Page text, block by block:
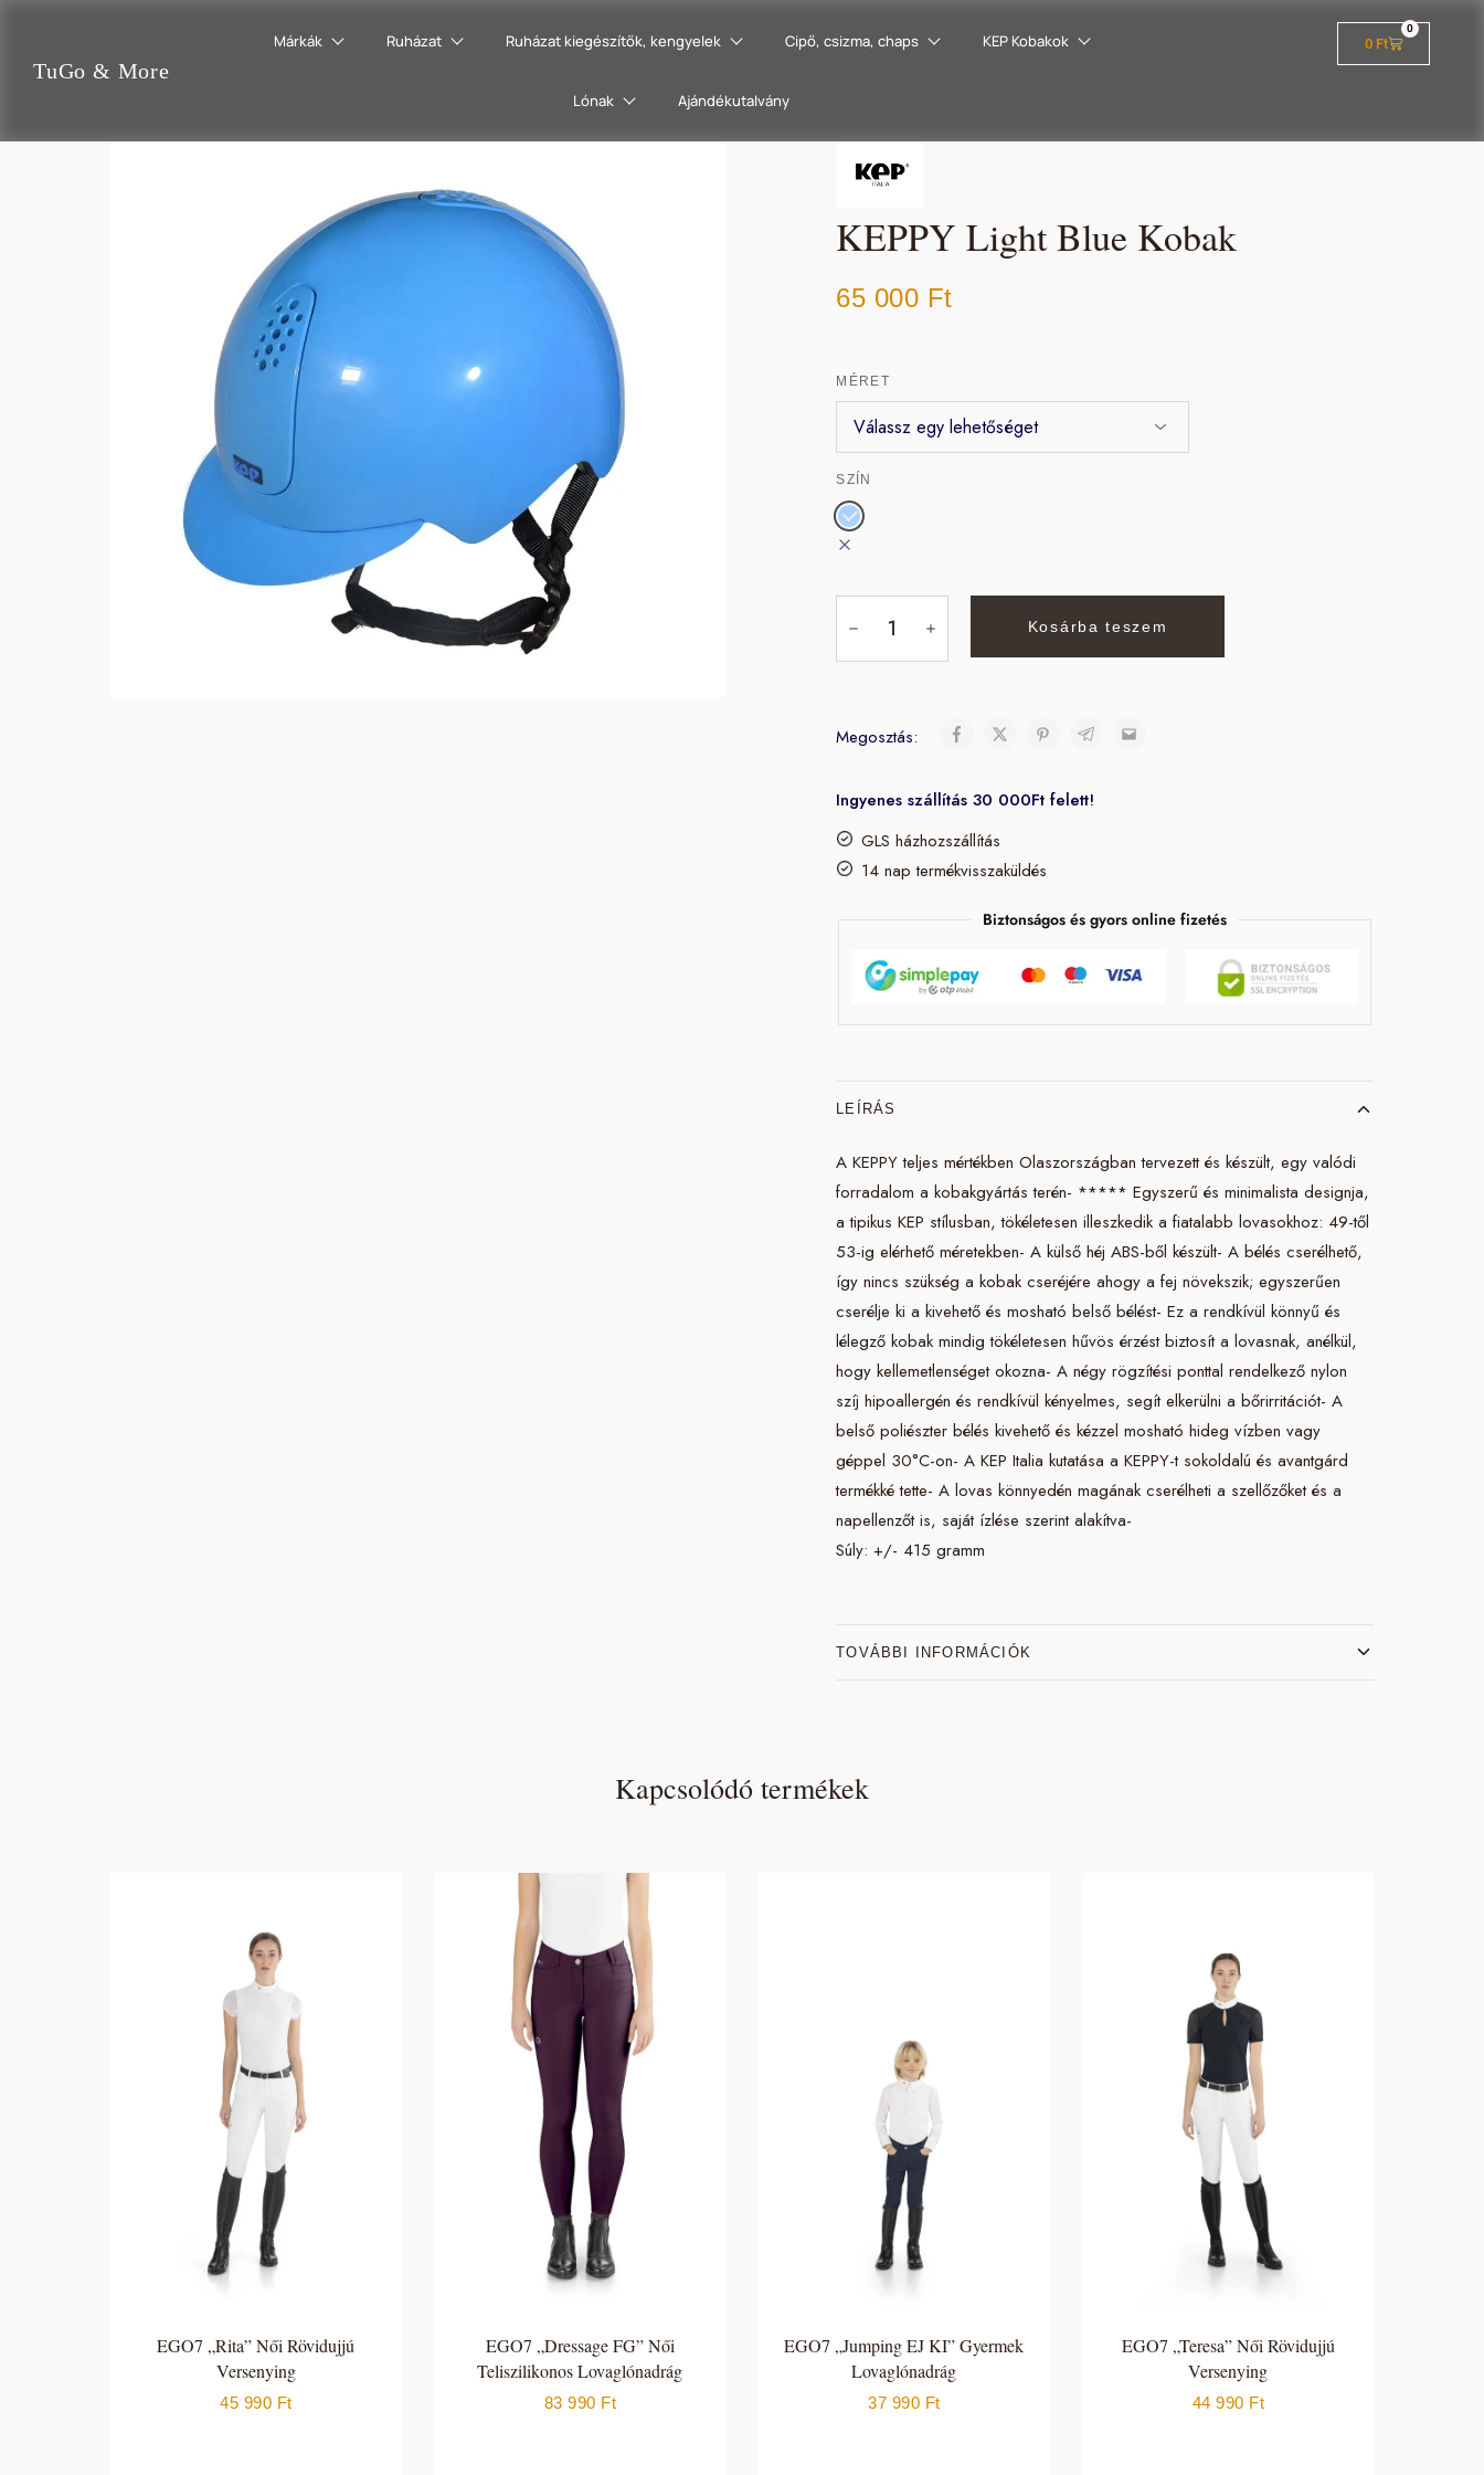
TuGo & More
Márkák Ruházat Ruházat kiegészítők, kengyelek Cipő, csizma, chaps KEP Kobakok
Lónak Ajándékutalvány
0 Ft
0
KEPPY Light Blue Kobak
65 000 Ft
MÉRET
SZÍN
Kosárba teszem
Megosztás:
Ingyenes szállítás 30 000Ft felett!
GLS házhozszállítás
14 nap termékvisszaküldés
Biztonságos és gyors online fizetés
LEÍRÁS
A KEPPY teljes mértékben Olaszországban tervezett és készült, egy valódi
forradalom a kobakgyártás terén- ***** Egyszerű és minimalista designja,
a tipikus KEP stílusban, tökéletesen illeszkedik a fiatalabb lovasokhoz: 49-től
53-ig elérhető méretekben- A külső héj ABS-ből készült- A bélés cserélhető,
így nincs szükség a kobak cseréjére ahogy a fej növekszik; egyszerűen
cserélje ki a kivehető és mosható belső bélést- Ez a rendkívül könnyű és
lélegző kobak mindig tökéletesen hűvös érzést biztosít a lovasnak, anélkül,
hogy kellemetlenséget okozna- A négy rögzítési ponttal rendelkező nylon
szíj hipoallergén és rendkívül kényelmes, segít elkerülni a bőrirritációt- A
belső poliészter bélés kivehető és kézzel mosható hideg vízben vagy
géppel 30°C-on- A KEP Italia kutatása a KEPPY-t sokoldalú és avantgárd
termékké tette- A lovas könnyedén magának cserélheti a szellőzőket és a
napellenzőt is, saját ízlése szerint alakítva-
Súly: +/- 415 gramm
TOVÁBBI INFORMÁCIÓK
Kapcsolódó termékek
EGO7 „Rita” Női Rövidujjú
Versenying
45 990 Ft
EGO7 „Dressage FG” Női
Teliszilikonos Lovaglónadrág
83 990 Ft
EGO7 „Jumping EJ KI” Gyermek
Lovaglónadrág
37 990 Ft
EGO7 „Teresa” Női Rövidujjú
Versenying
44 990 Ft